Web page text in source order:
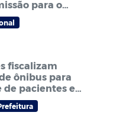
para o
fiscalizam
ônibus para
pacientes e
no processo